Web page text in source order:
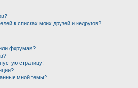
в списках моих друзей и недругов?
форумам?
страницу!
мной темы?